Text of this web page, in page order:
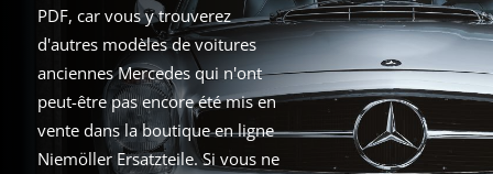
PDF, car vous y trouverez
d'autres modèles de voitures
anciennes Mercedes qui n'ont
peut-être pas encore été mis en
vente dans la boutique en ligne
Niemöller Ersatzteile. Si vous ne